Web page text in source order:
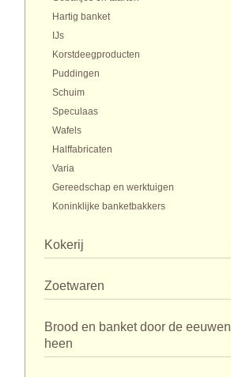
Hartig banket
IJs
Korstdeegproducten
Puddingen
Schuim
Speculaas
Wafels
Halffabricaten
Varia
Gereedschap en werktuigen
Koninklijke banketbakkers
Kokerij
Zoetwaren
Brood en banket door de eeuwen
heen